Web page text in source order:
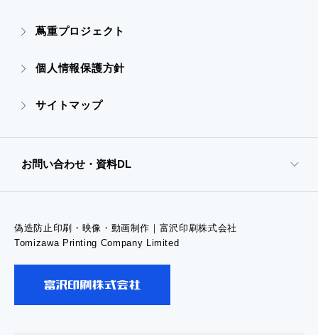
- CSR活動
- デザイン
蔦重プロジェクト
個人情報保護方針
サイトマップ
お問い合わせ・資料DL
- お問い合わせTOP
- お問い合わせ
偽造防止印刷・映像・動画制作｜富沢印刷株式会社
Tomizawa Printing Company Limited